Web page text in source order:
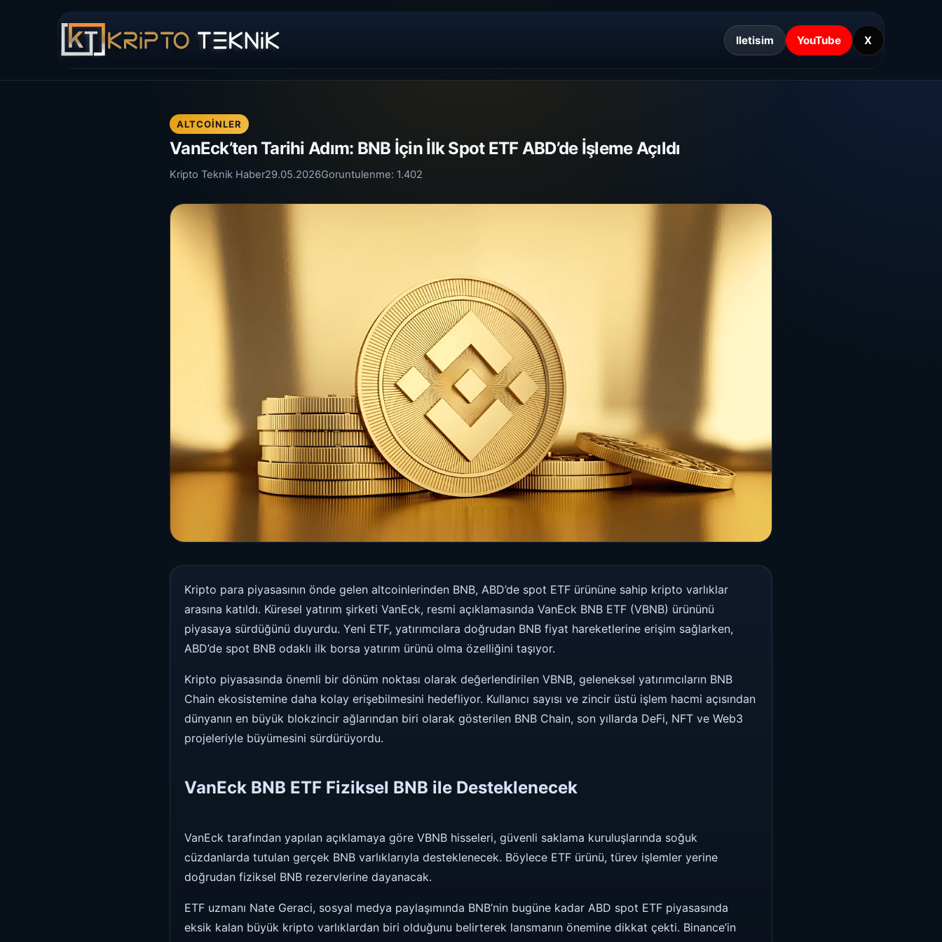
Iletisim YouTube X
ALTCOINLER
VanEck’ten Tarihi Adım: BNB İçin İlk Spot ETF ABD’de İşleme Açıldı
Kripto Teknik Haber29.05.2026Goruntulenme: 1.402
Kripto para piyasasının önde gelen altcoinlerinden BNB, ABD’de spot ETF ürününe sahip kripto varlıklar
arasına katıldı. Küresel yatırım şirketi VanEck, resmi açıklamasında VanEck BNB ETF (VBNB) ürününü
piyasaya sürdüğünü duyurdu. Yeni ETF, yatırımcılara doğrudan BNB fiyat hareketlerine erişim sağlarken,
ABD’de spot BNB odaklı ilk borsa yatırım ürünü olma özelliğini taşıyor.
Kripto piyasasında önemli bir dönüm noktası olarak değerlendirilen VBNB, geleneksel yatırımcıların BNB
Chain ekosistemine daha kolay erişebilmesini hedefliyor. Kullanıcı sayısı ve zincir üstü işlem hacmi açısından
dünyanın en büyük blokzincir ağlarından biri olarak gösterilen BNB Chain, son yıllarda DeFi, NFT ve Web3
projeleriyle büyümesini sürdürüyordu.
VanEck BNB ETF Fiziksel BNB ile Desteklenecek
VanEck tarafından yapılan açıklamaya göre VBNB hisseleri, güvenli saklama kuruluşlarında soğuk
cüzdanlarda tutulan gerçek BNB varlıklarıyla desteklenecek. Böylece ETF ürünü, türev işlemler yerine
doğrudan fiziksel BNB rezervlerine dayanacak.
ETF uzmanı Nate Geraci, sosyal medya paylaşımında BNB’nin bugüne kadar ABD spot ETF piyasasında
eksik kalan büyük kripto varlıklardan biri olduğunu belirterek lansmanın önemine dikkat çekti. Binance’in